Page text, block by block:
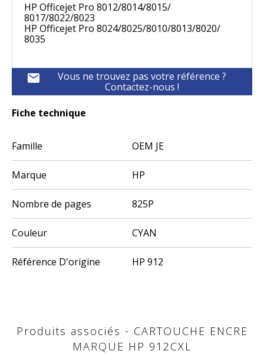
HP Officejet Pro 8012/8014/8015/
8017/8022/8023
HP Officejet Pro 8024/8025/8010/8013/8020/
8035
mail
Vous ne trouvez pas votre référence ?
Contactez-nous !
Fiche technique
Famille OEM JE
Marque HP
Nombre de pages 825P
Couleur CYAN
Référence D'origine HP 912
Produits associés - CARTOUCHE ENCRE
MARQUE HP 912CXL